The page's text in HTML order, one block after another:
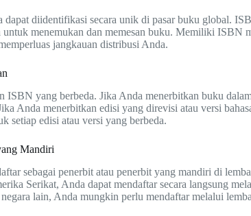
diidentifikasi secara unik di pasar buku global.
untuk menemukan dan memesan buku. Memiliki ISBN
jangkauan distribusi Anda.
ISBN yang berbeda. Jika Anda menerbitkan buku
Anda menerbitkan edisi yang direvisi atau versi
setiap edisi atau versi yang berbeda.
Mandiri
sebagai penerbit atau penerbit yang mandiri di
Serikat, Anda dapat mendaftar secara langsung
lain, Anda mungkin perlu mendaftar melalui